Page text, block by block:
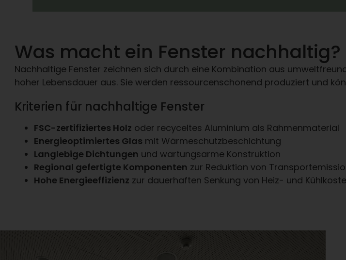
Was macht ein Fenster nachhaltig?
Nachhaltige Fenster zeichnen sich durch eine Kombination aus
hoher Lebensdauer aus. Sie werden ressourcenschonend produziert und
Kriterien für nachhaltige Fenster
FSC-zertifiziertes Holz oder recyceltes Aluminium als Rahmenmaterial
Energieoptimiertes Glas mit Wärmeschutzbeschichtung
Langlebige Dichtungen und wartungsarme Konstruktion
Regional gefertigte Komponenten zur Reduktion von
Hohe Energieeffizienz zur dauerhaften Senkung von Heiz- und